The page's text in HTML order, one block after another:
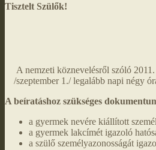
Tisztelt Szülők!
A nemzeti köznevelésről szóló
/szeptember 1./ legalább napi négy
A beíratáshoz szükséges
a gyermek nevére kiállított
a gyermek lakcímét igazoló
a szülő személyazonosságát